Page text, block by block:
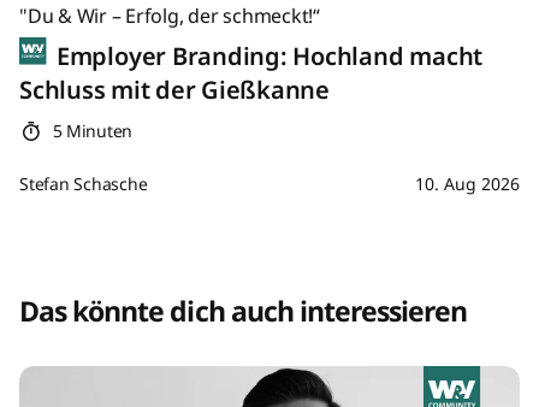
"Du & Wir – Erfolg, der schmeckt!“
Employer Branding: Hochland macht
Schluss mit der Gießkanne
5 Minuten
Stefan Schasche 10. Aug 2026
Das könnte dich auch interessieren